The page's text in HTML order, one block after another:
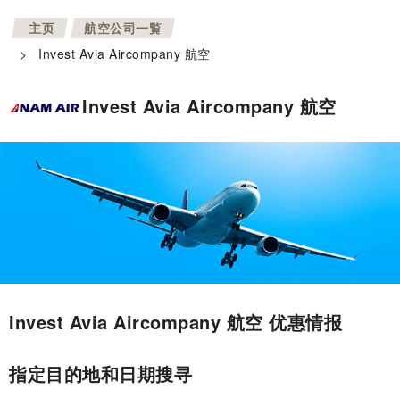
主页 >
航空公司一覧
>
Invest Avia Aircompany 航空
Invest Avia Aircompany 航空
Invest Avia Aircompany 航空 优惠情报
指定目的地和日期搜寻